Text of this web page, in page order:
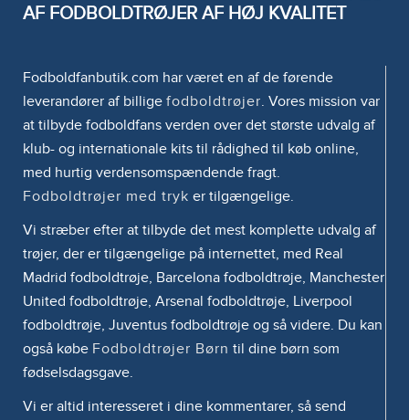
AF FODBOLDTRØJER AF HØJ KVALITET
Fodboldfanbutik.com har været en af de førende
leverandører af billige fodboldtrøjer. Vores mission var
at tilbyde fodboldfans verden over det største udvalg af
klub- og internationale kits til rådighed til køb online,
med hurtig verdensomspændende fragt.
Fodboldtrøjer med tryk er tilgængelige.
Vi stræber efter at tilbyde det mest komplette udvalg af
trøjer, der er tilgængelige på internettet, med Real
Madrid fodboldtrøje, Barcelona fodboldtrøje, Manchester
United fodboldtrøje, Arsenal fodboldtrøje, Liverpool
fodboldtrøje, Juventus fodboldtrøje og så videre. Du kan
også købe Fodboldtrøjer Børn til dine børn som
fødselsdagsgave.
Vi er altid interesseret i dine kommentarer, så send